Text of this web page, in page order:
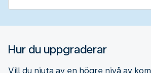
Hur du uppgraderar
Vill du njuta av en högre nivå av